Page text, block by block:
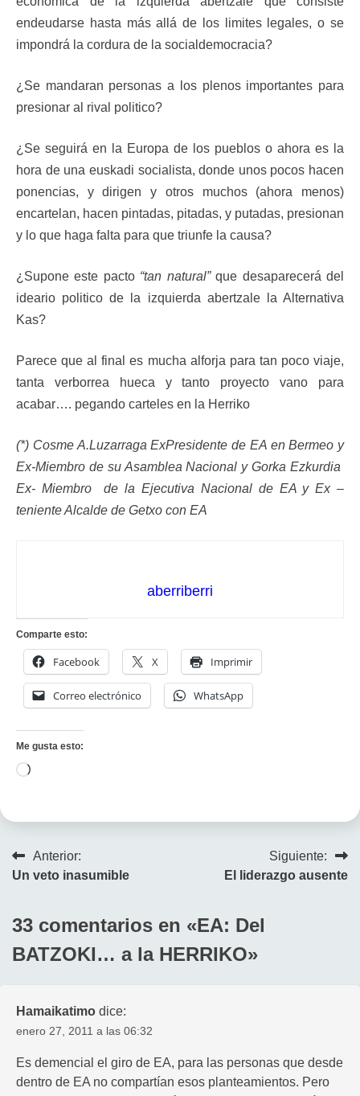
endeudarse hasta más allá de los limites legales, o se
impondrá la cordura de la socialdemocracia?
¿Se mandaran personas a los plenos importantes para
presionar al rival politico?
¿Se seguirá en la Europa de los pueblos o ahora es la
hora de una euskadi socialista, donde unos pocos hacen
ponencias, y dirigen y otros muchos (ahora menos)
encartelan, hacen pintadas, pitadas, y putadas, presionan
y lo que haga falta para que triunfe la causa?
¿Supone este pacto “tan natural”que desaparecerá del
ideario politico de la izquierda abertzale la Alternativa
Kas?
Parece que al final es mucha alforja para tan poco viaje,
tanta verborrea hueca y tanto proyecto vano para
acabar…. pegando carteles en la Herriko
(*) Cosme A.Luzarraga ExPresidente de EA en Bermeo y
Ex-Miembro de su Asamblea Nacional y Gorka Ezkurdia
Ex- Miembro de la Ejecutiva Nacional de EA y Ex –
teniente Alcalde de Getxo con EA
aberriberri
Comparte esto:
Facebook X Imprimir
Correo electrónico WhatsApp
Me gusta esto:
Cargando...
Navegación
entradas
Anterior:
Un veto inasumible
Siguiente:
El liderazgo ausente
33 comentarios en «EA: Del
BATZOKI… a la HERRIKO»
Hamaikatimo dice:
enero 27, 2011 a las 06:32
Es demencial el giro de EA, para las personas que desde
dentro de EA no compartían esos planteamientos. Pero